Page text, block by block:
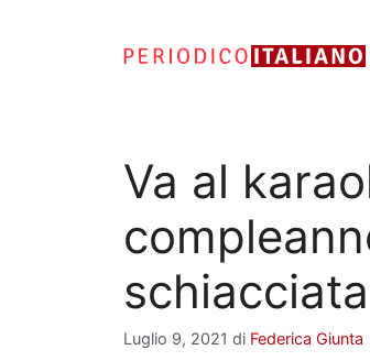
Va al
Luglio 9, 2021 di Federica Giunta